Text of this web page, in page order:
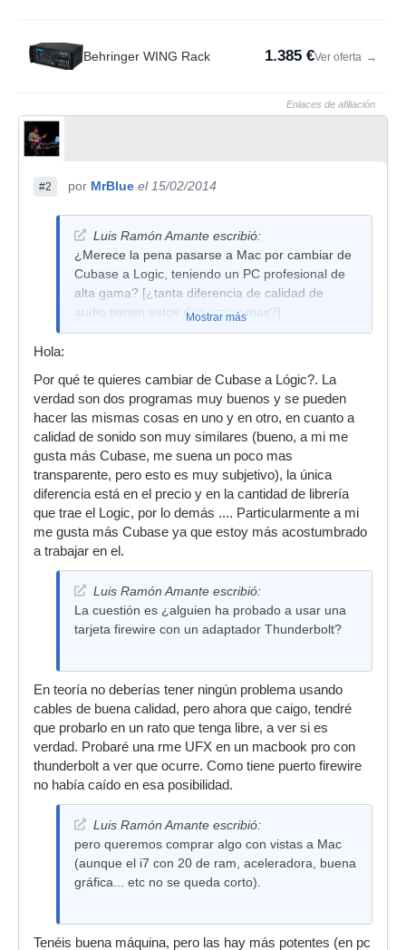
Behringer WING Rack 1.385 €Ver oferta →
Enlaces de afiliación
#2 por MrBlue el 15/02/2014
Luis Ramón Amante escribió:
¿Merece la pena pasarse a Mac por cambiar de
Cubase a Logic, teniendo un PC profesional de
alta gama? [¿tanta diferencia de calidad de
audio tienen estos dos programas?]
Mostrar más
Hola:
Por qué te quieres cambiar de Cubase a Lógic?. La
verdad son dos programas muy buenos y se pueden
hacer las mismas cosas en uno y en otro, en cuanto a
calidad de sonido son muy similares (bueno, a mi me
gusta más Cubase, me suena un poco mas
transparente, pero esto es muy subjetivo), la única
diferencia está en el precio y en la cantidad de librería
que trae el Logic, por lo demás .... Particularmente a mi
me gusta más Cubase ya que estoy más acostumbrado
a trabajar en el.
Luis Ramón Amante escribió:
La cuestión es ¿alguien ha probado a usar una
tarjeta firewire con un adaptador Thunderbolt?
En teoría no deberías tener ningún problema usando
cables de buena calidad, pero ahora que caigo, tendré
que probarlo en un rato que tenga libre, a ver si es
verdad. Probaré una rme UFX en un macbook pro con
thunderbolt a ver que ocurre. Como tiene puerto firewire
no había caído en esa posibilidad.
Luis Ramón Amante escribió:
pero queremos comprar algo con vistas a Mac
(aunque el i7 con 20 de ram, aceleradora, buena
gráfica... etc no se queda corto).
Tenéis buena máquina, pero las hay más potentes (en pc